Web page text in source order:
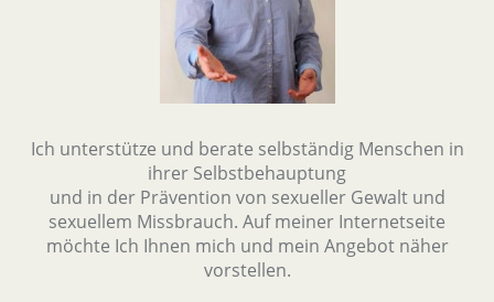
Ich unterstütze und berate selbständig Menschen in
ihrer Selbstbehauptung
und in der Prävention von sexueller Gewalt und
sexuellem Missbrauch. Auf meiner Internetseite
möchte Ich Ihnen mich und mein Angebot näher
vorstellen.